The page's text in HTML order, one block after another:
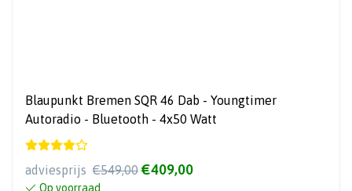
Blaupunkt Bremen SQR 46 Dab - Youngtimer
Autoradio - Bluetooth - 4x50 Watt
adviesprijs €549,00 €409,00
Op voorraad